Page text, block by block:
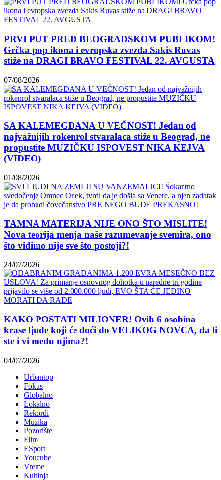
PRVI PUT PRED BEOGRADSKOM PUBLIKOM!
Grčka pop ikona i evropska zvezda Sakis Ruvas
stiže na DRAGI BRAVO FESTIVAL 22. AVGUSTA
07/08/2026
SA KALEMEGDANA U VEČNOST! Jedan od
najvažnijih rokenrol stvaralaca stiže u Beograd, ne
propustite MUZIČKU ISPOVEST NIKA KEJVA
(VIDEO)
01/08/2026
TAMNA MATERIJA NIJE ONO ŠTO MISLITE!
Nova teorija menja naše razumevanje svemira, ono
što vidimo nije sve što postoji?!
24/07/2026
KAKO POSTATI MILIONER! Ovih 6 osobina
krase ljude koji će doći do VELIKOG NOVCA, da li
ste i vi među njima?!
04/07/2026
Urbantop
Fokus
Globalno
Lokalno
Rekordi
Muzika
Pozorište
Film
ESport
Youcube
Vreme
Kuhinja